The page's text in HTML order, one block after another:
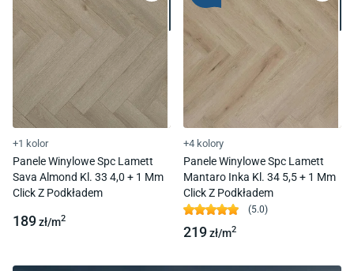
+1 kolor
Panele Winylowe Spc Lamett
Sava Almond Kl. 33 4,0 + 1 Mm
Click Z Podkładem
189zł/m2
+4 kolory
Panele Winylowe Spc Lamett
Mantaro Inka Kl. 34 5,5 + 1 Mm
Click Z Podkładem
(5.0)
219zł/m2